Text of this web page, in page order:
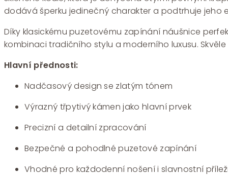
76560 Kč
dodává šperku jedinečný charakter a podtrhuje jeho
Díky klasickému puzetovému zapínání náušnice
kombinaci tradičního stylu a moderního luxusu.
Hlavní přednosti:
Nadčasový design se zlatým tónem
Výrazný třpytivý kámen jako hlavní prvek
Precizní a detailní zpracování
Bezpečné a pohodlné puzetové zapínání
Vhodné pro každodenní nošení i slavnostní